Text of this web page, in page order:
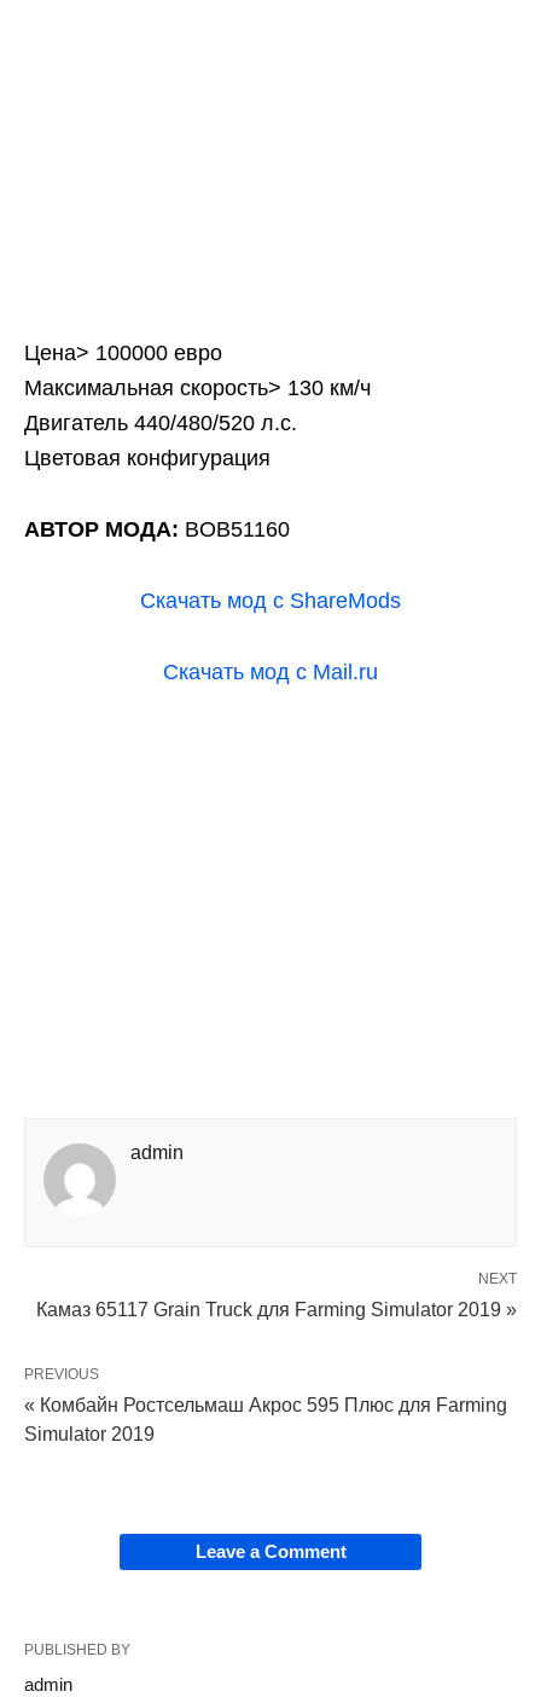
Цена> 100000 евро
Максимальная скорость> 130 км/ч
Двигатель 440/480/520 л.с.
Цветовая конфигурация
АВТОР МОДА: BOB51160
Скачать мод с ShareMods
Скачать мод с Mail.ru
admin
NEXT
Камаз 65117 Grain Truck для Farming Simulator 2019 »
PREVIOUS
« Комбайн Ростсельмаш Акрос 595 Плюс для Farming
Simulator 2019
Leave a Comment
PUBLISHED BY
admin